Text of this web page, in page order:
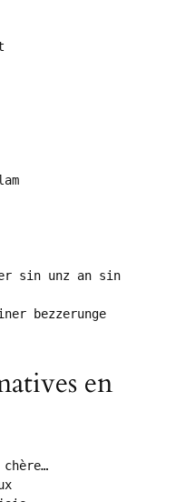
sin unz an sin
bezzerunge
en